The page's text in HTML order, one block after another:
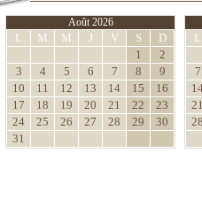
Août 2026
L M M J V S
D
1
2
3
4 5 6 7 8
9
10
11 12 13 14 15
16
17
18 19 20 21 22
23
24
25 26 27 28 29
30
31
L
7